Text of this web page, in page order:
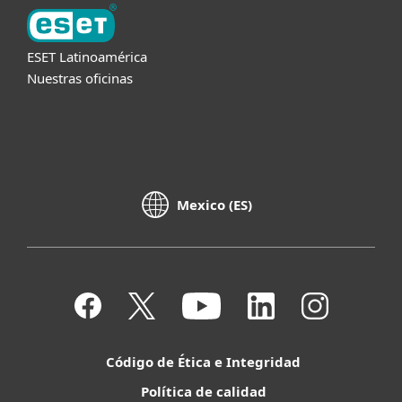
ESET Latinoamérica
Nuestras oficinas
Mexico (ES)
Código de Ética e Integridad
Política de calidad